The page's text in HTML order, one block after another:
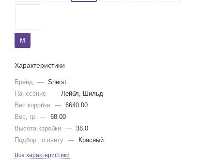
M
Характеристики
Бренд — Sherst
Нанесение — Лейбл, Шильд
Вес коробки — 6640.00
Вес, гр — 68.00
Высота коробки — 38.0
Подбор по цвету — Красный
Все характеристики